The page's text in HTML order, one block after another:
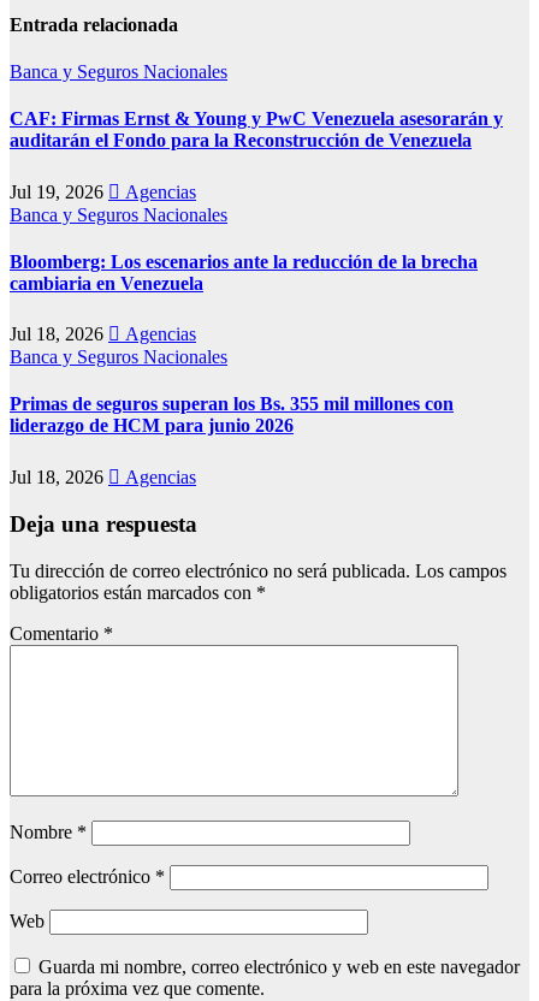
Entrada relacionada
Banca y Seguros Nacionales
CAF: Firmas Ernst & Young y PwC Venezuela asesorarán y
auditarán el Fondo para la Reconstrucción de Venezuela
Jul 19, 2026
Agencias
Banca y Seguros Nacionales
Bloomberg: Los escenarios ante la reducción de la brecha
cambiaria en Venezuela
Jul 18, 2026
Agencias
Banca y Seguros Nacionales
Primas de seguros superan los Bs. 355 mil millones con
liderazgo de HCM para junio 2026
Jul 18, 2026 Agencias
Deja una respuesta
Tu dirección de correo electrónico no será publicada. Los campos
obligatorios están marcados con *
Comentario *
Nombre *
Correo electrónico *
Web
Guarda mi nombre, correo electrónico y web en este navegador
para la próxima vez que comente.